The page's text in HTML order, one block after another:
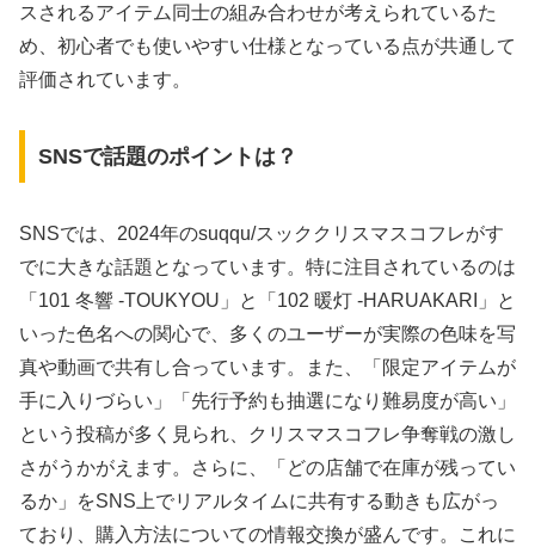
スされるアイテム同士の組み合わせが考えられているた
め、初心者でも使いやすい仕様となっている点が共通して
評価されています。
SNSで話題のポイントは？
SNSでは、2024年のsuqqu/スッククリスマスコフレがす
でに大きな話題となっています。特に注目されているのは
「101 冬響 -TOUKYOU」と「102 暖灯 -HARUAKARI」と
いった色名への関心で、多くのユーザーが実際の色味を写
真や動画で共有し合っています。また、「限定アイテムが
手に入りづらい」「先行予約も抽選になり難易度が高い」
という投稿が多く見られ、クリスマスコフレ争奪戦の激し
さがうかがえます。さらに、「どの店舗で在庫が残ってい
るか」をSNS上でリアルタイムに共有する動きも広がっ
ており、購入方法についての情報交換が盛んです。これに